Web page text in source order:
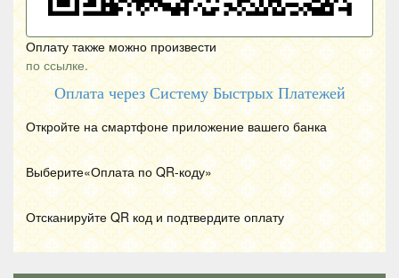
Оплату также можно произвести
по ссылке.
Оплата через Систему Быстрых Платежей
Откройте на смартфоне приложение вашего банка
Выберите«Оплата по QR-коду»
Отсканируйте QR код и подтвердите оплату